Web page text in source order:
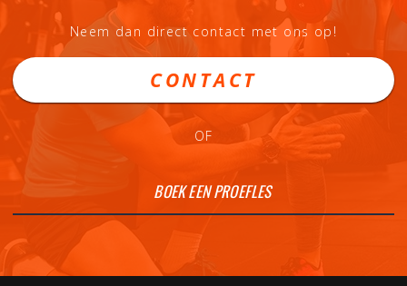
Neem dan direct contact met ons op!
CONTACT
OF
BOEK EEN PROEFLES